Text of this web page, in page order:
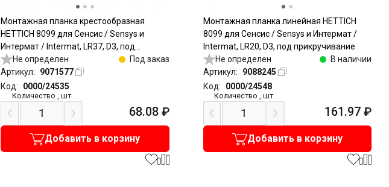
Монтажная планка крестообразная
HETTICH 8099 для Сенсис / Sensys и
Интермат / Intermat, LR37, D3, под
прикручивание
Не определен
Под заказ
Артикул:
9071577
Код:
0000/24535
Количество шт
68.08 ₽
Добавить в корзину
Монтажная планка линейная HETTICH
8099 для Сенсис / Sensys и Интермат /
Intermat, LR20, D3, под прикручивание
Не определен
В наличии
Артикул:
9088245
Код:
0000/24548
Количество ,шт
161.97 ₽
Добавить в корзину